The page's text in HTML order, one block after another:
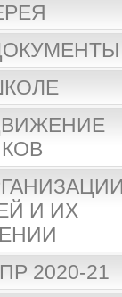
И ИХ
2020-21